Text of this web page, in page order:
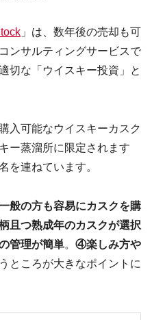
」は、数年後の売却も可
ンサルティングサービスで
切な「ウイスキー投資」と
入可能なウイスキーカスク
ー蒸溜所に限定されます
を連ねています。
般の方も容易にカスクを購
且つ熟成年のカスクが選択
管理が簡単。 ④楽しみ方や
ところが大きなポイントに